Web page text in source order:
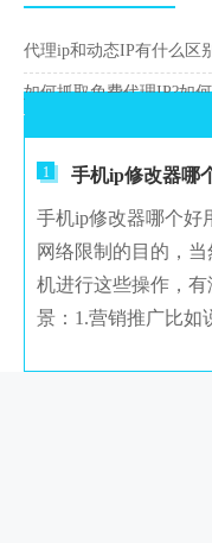
代理ip和动态IP有什么区
如何抓取免费代理IP?如
1 手机ip修改器哪
手机ip修改器哪个好
网络限制的目的，
机进行这些操作，
景：1.营销推广比如